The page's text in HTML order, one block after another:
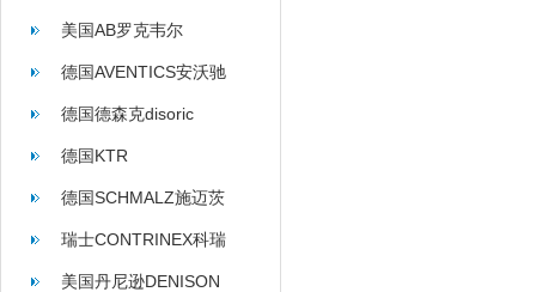
美国AB罗克韦尔
德国AVENTICS安沃驰
德国德森克disoric
德国KTR
德国SCHMALZ施迈茨
瑞士CONTRINEX科瑞
美国丹尼逊DENISON